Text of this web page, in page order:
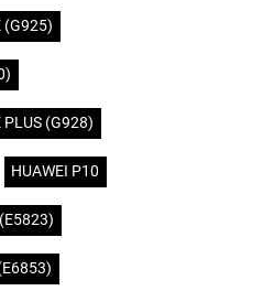
(G925)
PLUS (G928)
HUAWEI P10